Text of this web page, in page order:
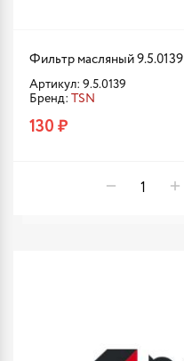
Фильтр масляный 9.5.0139
Артикул: 9.5.0139
Бренд: TSN
130 ₽